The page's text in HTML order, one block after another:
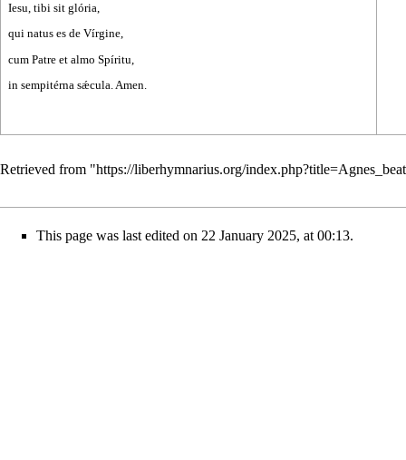
Iesu, tibi sit glória,
qui natus es de Vírgine,
cum Patre et almo Spíritu,
in sempitérna sǽcula. Amen.
Retrieved from "https://liberhymnarius.org/
This page was last edited on 22 January 2025, at 00:13.